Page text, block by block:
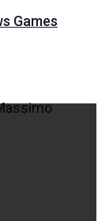
Games